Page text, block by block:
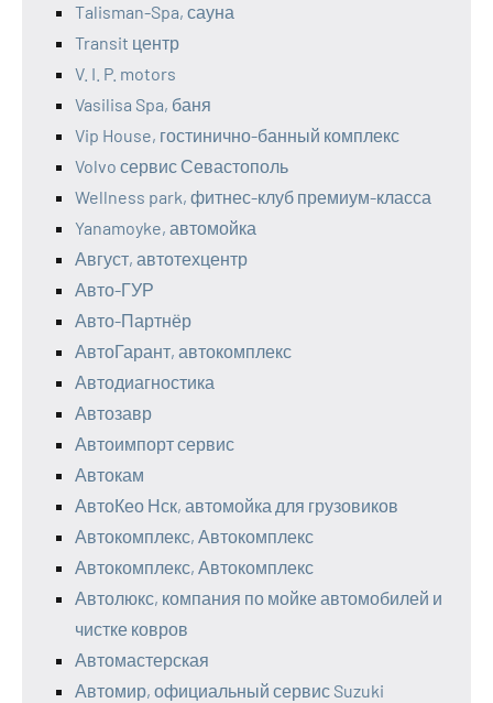
Talisman-Spa, сауна
Transit центр
V. I. P. motors
Vasilisa Spa, баня
Vip House, гостинично-банный комплекс
Volvo сервис Севастополь
Wellness park, фитнес-клуб премиум-класса
Yanamoyke, автомойка
Август, автотехцентр
Авто-ГУР
Авто-Партнёр
АвтоГарант, автокомплекс
Автодиагностика
Автозавр
Автоимпорт сервис
Автокам
АвтоКео Нск, автомойка для грузовиков
Автокомплекс, Автокомплекс
Автокомплекс, Автокомплекс
Автолюкс, компания по мойке автомобилей и
чистке ковров
Автомастерская
Автомир, официальный сервис Suzuki